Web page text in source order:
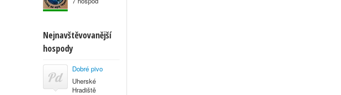
Nejnavštěvovanější
hospody
Dobré pivo
Uherské
Hradiště